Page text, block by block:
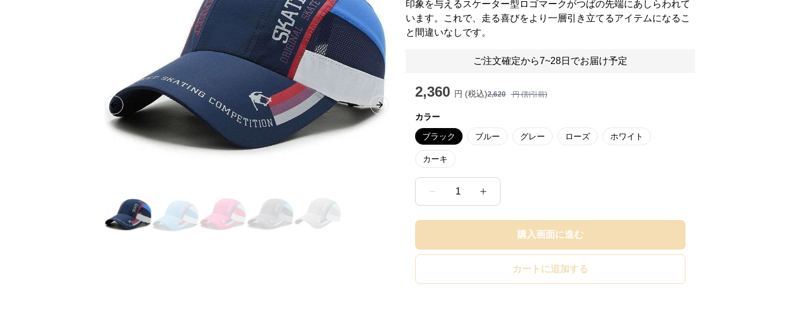
Previous slide Next slide
印象を与えるスケーター型ロゴマークがつばの先端にあしらわれて
います。これで、走る喜びをより一層引き立てるアイテムになるこ
と間違いなしです。
ご注文確定から7~28日でお届け予定
2,360 円 (税込)2,620 円 (割引前)
カラー
ブラック ブルー グレー ローズ ホワイト
カーキ
1
購入画面に進む
カートに追加する